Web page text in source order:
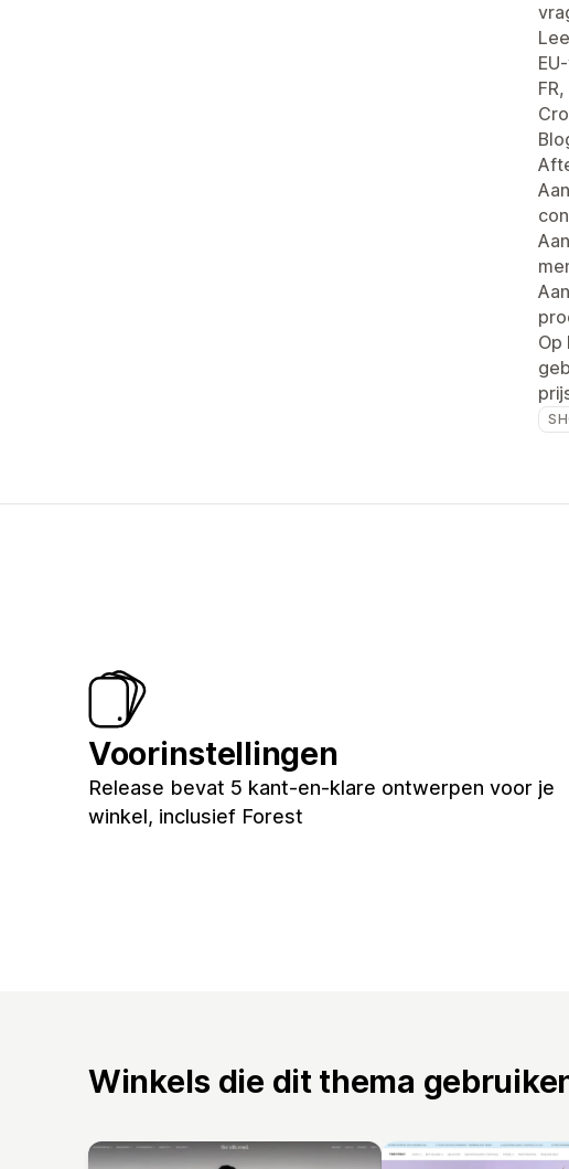
Op
Voorinstellingen
Release bevat 5 kant-en-klare ontwerpen voor je
winkel, inclusief Forest
Winkels die dit thema